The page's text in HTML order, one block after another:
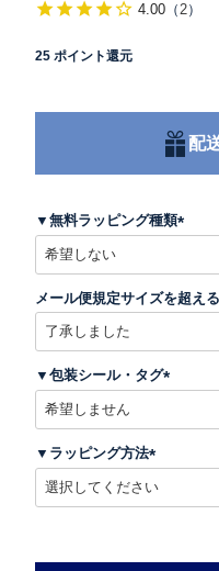
4.00 （2）
25 ポイント還元
配
▼無料ラッピング種類
須
)
メール便規定サイズを超え
▼包装シール・タグ
)
▼ラッピング方法